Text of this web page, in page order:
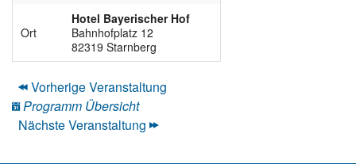
Ort
Hotel Bayerischer Hof
Bahnhofplatz 12
82319 Starnberg
Vorherige Veranstaltung
Programm Übersicht
Nächste Veranstaltung